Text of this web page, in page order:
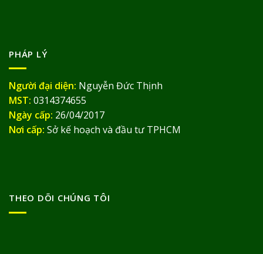
PHÁP LÝ
Người đại diện: Nguyễn Đức Thịnh
MST: 0314374655
Ngày cấp: 26/04/2017
Nơi cấp: Sở kế hoạch và đầu tư TPHCM
THEO DÕI CHÚNG TÔI